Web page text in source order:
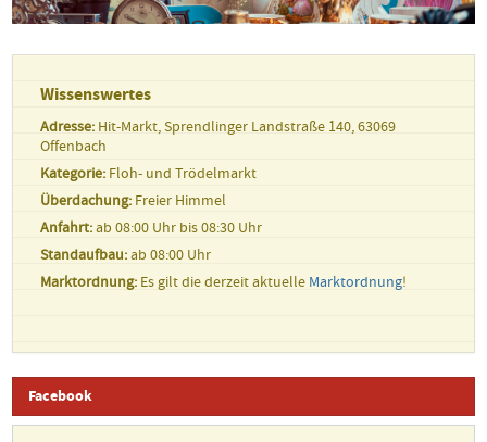
Wissenswertes
Adresse:Hit-Markt, Sprendlinger Landstraße 140, 63069
Offenbach
Kategorie:Floh- und Trödelmarkt
Überdachung:Freier Himmel
Anfahrt:ab 08:00 Uhr bis 08:30 Uhr
Standaufbau:ab 08:00 Uhr
Marktordnung:Es gilt die derzeit aktuelleMarktordnung!
Facebook